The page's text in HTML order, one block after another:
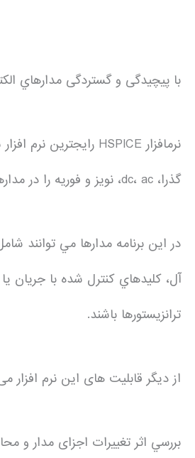
با پیچیدگی و گستردگی مدارهاي
گذرا، dc، ac، نویز و فوریه را در مدارهاي الكتريكي و الكترونيكي دارد.
در این برنامه مدارها مي توانند
آل، كليدهاي كنترل شده با جريان
ترانزیستورها باشند.
از دیگر قابلیت های این نرم افزار
بررسي اثر تغييرات اجزای مدار و